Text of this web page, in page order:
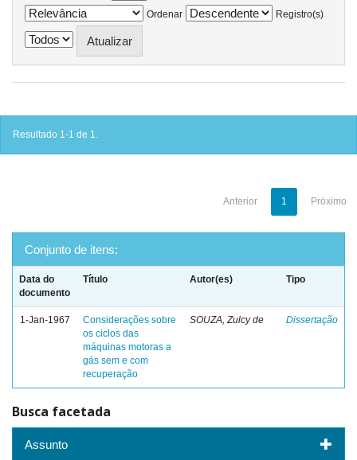
Ordenar
Registro(s)
Resultado 1-1 de 1.
Anterior 1 Próximo
Conjunto de itens:
Data do
documento
Título Autor(es) Tipo
1-Jan-1967
Considerações sobre
os ciclos das
máquinas motoras a
gás sem e com
recuperação
SOUZA, Zulcy de Dissertação
Busca facetada
Assunto